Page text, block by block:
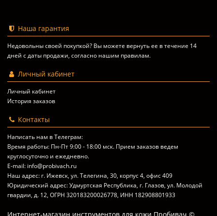
Наша гарантия
Недовольны своей покупкой? Вы можете вернуть ее в течение 14
дней с даты продажи, согласно нашим правилам.
Личный кабинет
Личный кабинет
История заказов
Контакты
Написать нам в Телеграм:
Время работы: Пн-Пт 9:00 - 18:00 мск. Прием заказов ведем
круглосуточно и ежедневно.
E-mail: info@probivach.ru
Наш адрес: г. Ижевск, ул. Телегина, 30, корпус 4, офис 409
Юридический адрес: Удмуртская Республика, г. Глазов, ул. Молодой
гвардии, д. 12, ОГРН 320183200026778, ИНН 182908801933
Интернет-магазин инструментов для кожи Пробивач ©